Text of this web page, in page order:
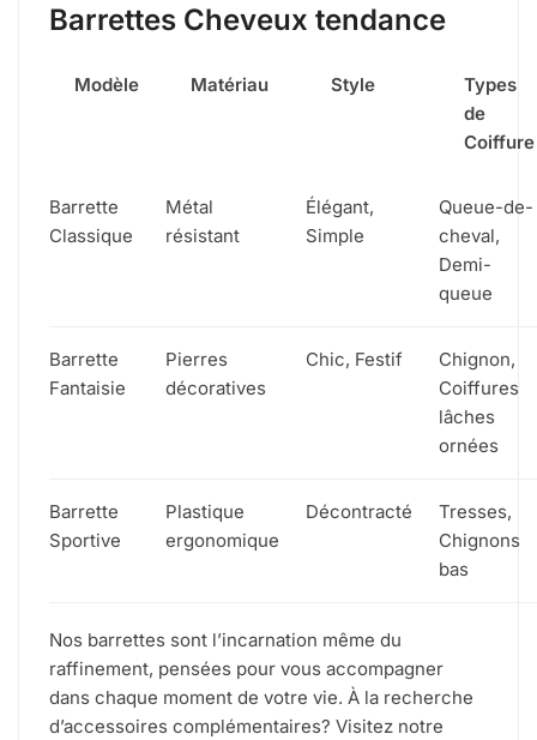
Barrettes Cheveux tendance
Modèle Matériau Style
Types
de
Coiffure
Barrette
Classique
Métal
résistant
Élégant,
Simple
Queue-de-
cheval,
Demi-
queue
Barrette
Fantaisie
Pierres
décoratives
Chic, Festif
Chignon,
Coiffures
lâches
ornées
Barrette
Sportive
Plastique
ergonomique
Décontracté
Tresses,
Chignons
bas
Nos barrettes sont l’incarnation même du
raffinement, pensées pour vous accompagner
dans chaque moment de votre vie. À la recherche
d’accessoires complémentaires? Visitez notre